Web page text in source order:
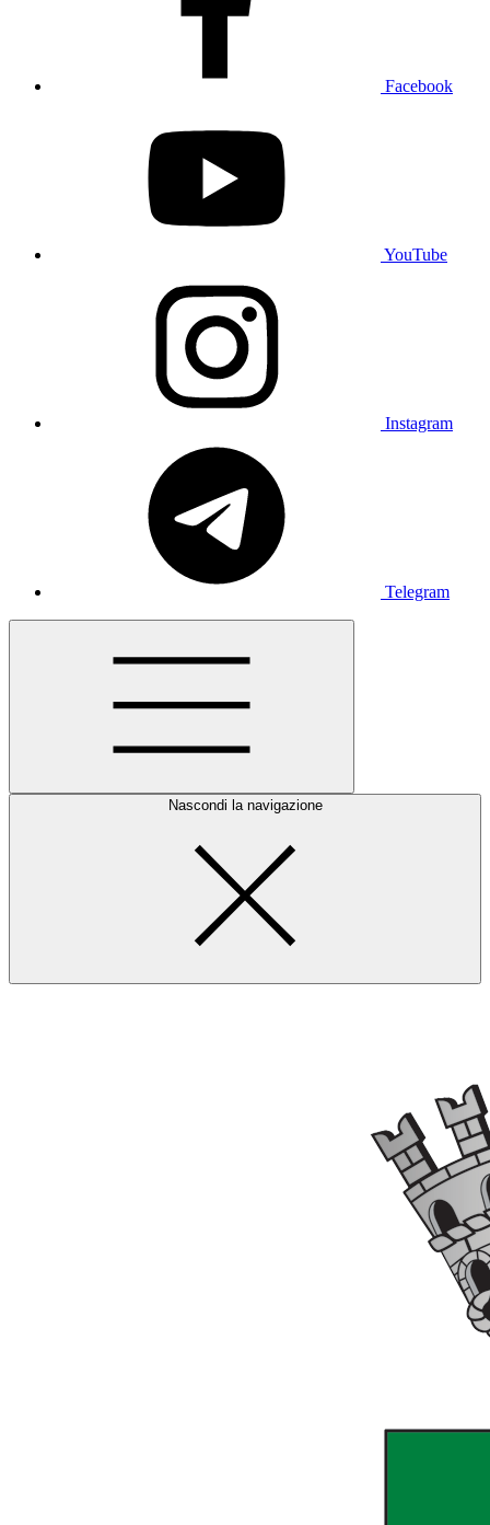
Facebook
YouTube
Instagram
Telegram
Nascondi la navigazione